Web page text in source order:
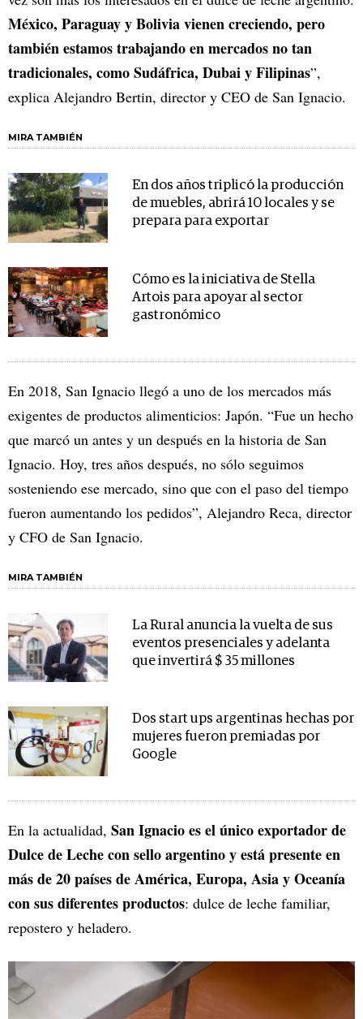
México, Paraguay y Bolivia vienen creciendo, pero
también estamos trabajando en mercados no tan
tradicionales, como Sudáfrica, Dubai y Filipinas”,
explica Alejandro Bertin, director y CEO de San Ignacio.
MIRA TAMBIÉN
En dos años triplicó la producción
de muebles, abrirá 10 locales y se
prepara para exportar
Cómo es la iniciativa de Stella
Artois para apoyar al sector
gastronómico
En 2018, San Ignacio llegó a uno de los mercados más
exigentes de productos alimenticios: Japón. “Fue un hecho
que marcó un antes y un después en la historia de San
Ignacio. Hoy, tres años después, no sólo seguimos
sosteniendo ese mercado, sino que con el paso del tiempo
fueron aumentando los pedidos”, Alejandro Reca, director
y CFO de San Ignacio.
MIRA TAMBIÉN
La Rural anuncia la vuelta de sus
eventos presenciales y adelanta
que invertirá $ 35 millones
Dos start ups argentinas hechas por
mujeres fueron premiadas por
Google
En la actualidad, San Ignacio es el único exportador de
Dulce de Leche con sello argentino y está presente en
más de 20 países de América, Europa, Asia y Oceanía
con sus diferentes productos: dulce de leche familiar,
repostero y heladero.